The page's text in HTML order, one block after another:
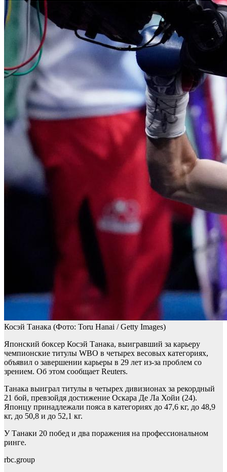
Косэй Танака (Фото: Toru Hanai / Getty Images)
Японский боксер Косэй Танака, выигравший за карьеру
чемпионские титулы WBO в четырех весовых категориях,
объявил о завершении карьеры в 29 лет из-за проблем со
зрением. Об этом сообщает Reuters.
Танака выиграл титулы в четырех дивизионах за рекордный
21 бой, превзойдя достижение Оскара Де Ла Хойи (24).
Японцу принадлежали пояса в категориях до 47,6 кг, до 48,9
кг, до 50,8 и до 52,1 кг.
У Танаки 20 побед и два поражения на профессиональном
ринге.
rbc.group